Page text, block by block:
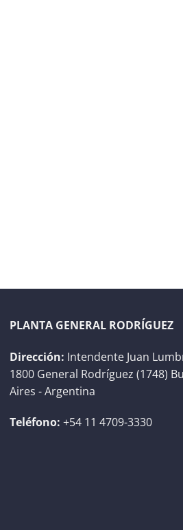
PLANTA GENERAL RODRÍGUEZ
Dirección: Intendente Juan
1800 General Rodríguez (1748)
Aires - Argentina
Teléfono: +54 11 4709-3330